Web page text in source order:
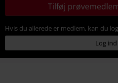
Tilføj
Hvis du allerede er medlem, kan du
Log